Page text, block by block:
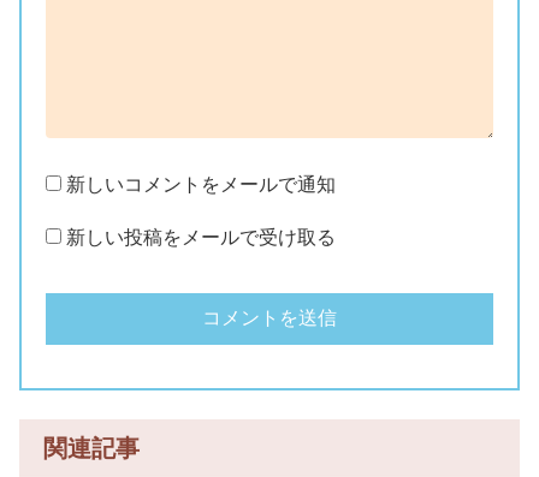
新しいコメントをメールで通知
新しい投稿をメールで受け取る
関連記事